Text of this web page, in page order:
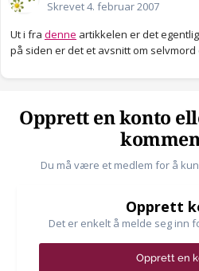
Skrevet4. februar 2007
Ut i fra denne artikkelen er det
på siden er det et avsnitt om selvmord
Opprett en konto
Du må være et medlem for å
Opprett
Det er enkelt å melde seg inn
Opprett en